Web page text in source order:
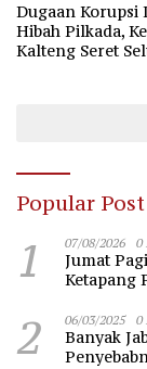
Dugaan Korupsi
Hibah Pilkada,
Kalteng Seret
Popular Post
1 07/08/2026 0
Jumat
Ketapang
2 06/03/2025 0
Banyak